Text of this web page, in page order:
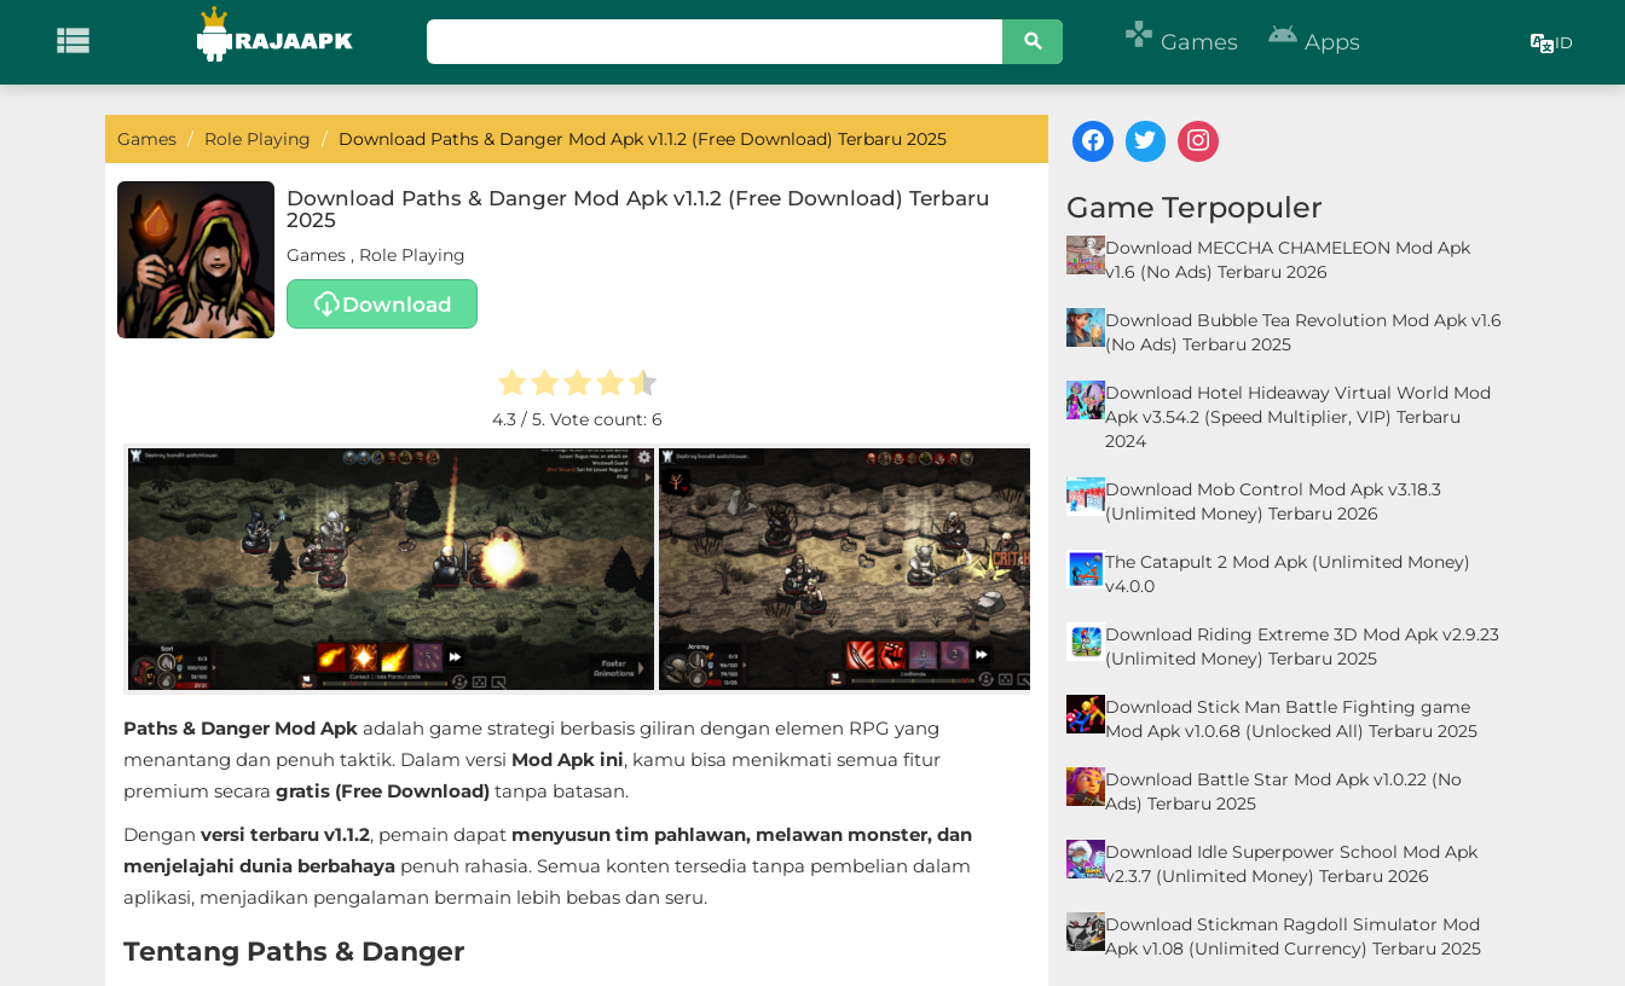
  Games  Apps ID
KATEGORI
Games
Adventure
Educational
Games / Role Playing / Download Paths & Danger Mod Apk v1.1.2 (Free Download) Terbaru 2025
Download Paths & Danger Mod Apk v1.1.2 (Free Download) Terbaru
2025
Games , Role Playing
Download
4.3/ 5. Vote count: 6
Paths & Danger Mod Apk adalah game strategi berbasis giliran dengan elemen RPG yang
menantang dan penuh taktik. Dalam versi Mod Apk ini, kamu bisa menikmati semua fitur
premium secara gratis (Free Download) tanpa batasan.
Dengan versi terbaru v1.1.2, pemain dapat menyusun tim pahlawan, melawan monster, dan
menjelajahi dunia berbahaya penuh rahasia. Semua konten tersedia tanpa pembelian dalam
aplikasi, menjadikan pengalaman bermain lebih bebas dan seru.
Tentang Paths & Danger
Game Terpopuler
Download MECCHA CHAMELEON Mod Apk
v1.6 (No Ads) Terbaru 2026
Download Bubble Tea Revolution Mod Apk v1.6
(No Ads) Terbaru 2025
Download Hotel Hideaway Virtual World Mod
Apk v3.54.2 (Speed Multiplier, VIP) Terbaru
2024
Download Mob Control Mod Apk v3.18.3
(Unlimited Money) Terbaru 2026
The Catapult 2 Mod Apk (Unlimited Money)
v4.0.0
Download Riding Extreme 3D Mod Apk v2.9.23
(Unlimited Money) Terbaru 2025
Download Stick Man Battle Fighting game
Mod Apk v1.0.68 (Unlocked All) Terbaru 2025
Download Battle Star Mod Apk v1.0.22 (No
Ads) Terbaru 2025
Download Idle Superpower School Mod Apk
v2.3.7 (Unlimited Money) Terbaru 2026
Download Stickman Ragdoll Simulator Mod
Apk v1.08 (Unlimited Currency) Terbaru 2025